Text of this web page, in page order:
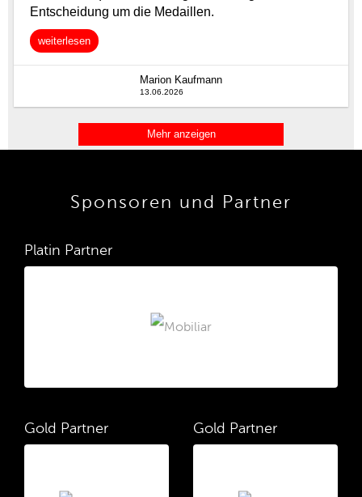
Sponsoren und Partner
Platin Partner
Gold Partner Gold Partner